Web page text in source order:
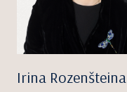
Irina Rozenšteina